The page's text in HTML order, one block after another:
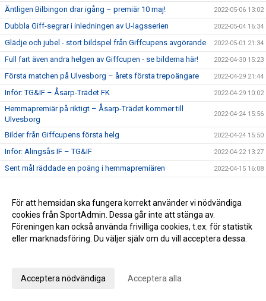
Äntligen Bilbingon drar igång – premiär 10 maj! 2022-05-06 13:02
Dubbla Giff-segrar i inledningen av U-lagsserien 2022-05-04 16:34
Glädje och jubel - stort bildspel från Giffcupens avgörande 2022-05-01 21:34
Full fart även andra helgen av Giffcupen - se bilderna här! 2022-04-30 15:23
Första matchen på Ulvesborg – årets första trepoängare 2022-04-29 21:44
Inför: TG&IF – Åsarp-Trädet FK 2022-04-29 10:02
Hemmapremiär på riktigt – Åsarp-Trädet kommer till
Ulvesborg
2022-04-24 15:56
Bilder från Giffcupens första helg 2022-04-24 15:50
Inför: Alingsås IF – TG&IF 2022-04-22 13:27
Sent mål räddade en poäng i hemmapremiären 2022-04-15 16:08
Ny tid på hemmapremiären 2022-04-11 19:33
Höjdpunkter från premiären mot Holmalunds IF 2022-04-08 22:53
Inför: Holmalunds IF – TG&IF 2022-04-08 13:44
Välkommen till vår nya hemsida
För att hemsidan ska fungera korrekt använder vi nödvändiga
cookies från SportAdmin. Dessa går inte att stänga av.
Föreningen kan också använda frivilliga cookies, t.ex. för statistik
eller marknadsföring. Du väljer själv om du vill acceptera dessa.
Acceptera nödvändiga Acceptera alla